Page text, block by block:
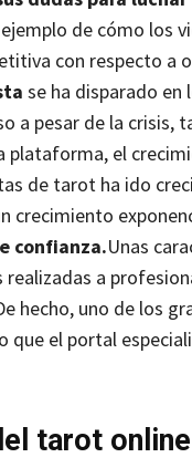
de cómo los
con respecto a
se ha disparado
a pesar de la
plataforma, el
de tarot ha ido
crecimiento
confianza.Unas
a
hecho, uno de los
que el portal
tarot online